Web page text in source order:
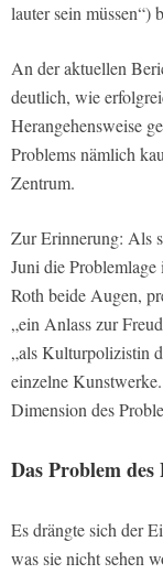
lauter sein müssen“)
An der aktuellen
deutlich, wie
Herangehensweise
Problems nämlich
Zentrum.
Zur Erinnerung: Als
Juni die Problemlage
Roth beide Augen,
„ein Anlass zur
„als Kulturpolizistin
einzelne
Dimension des
Das Problem des
Es drängte sich der
was sie nicht sehen